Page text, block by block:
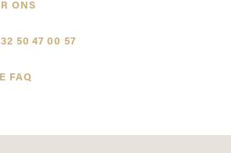
ONS
50 47 00 57
FAQ